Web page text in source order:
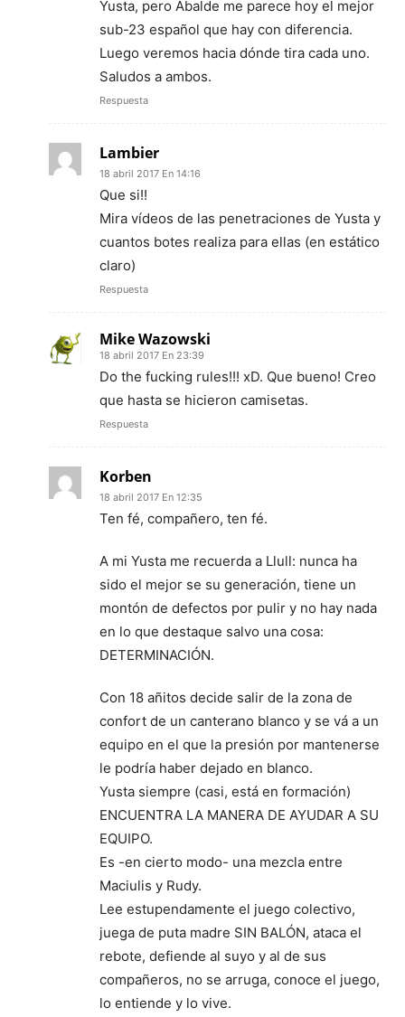
Yusta, pero Abalde me parece hoy el mejor
sub-23 español que hay con diferencia.
Luego veremos hacia dónde tira cada uno.
Saludos a ambos.
Respuesta
Lambier
18 abril 2017 En 14:16
Que si!!
Mira vídeos de las penetraciones de Yusta y
cuantos botes realiza para ellas (en estático
claro)
Respuesta
Mike Wazowski
18 abril 2017 En 23:39
Do the fucking rules!!! xD. Que bueno! Creo
que hasta se hicieron camisetas.
Respuesta
Korben
18 abril 2017 En 12:35
Ten fé, compañero, ten fé.
A mi Yusta me recuerda a Llull: nunca ha
sido el mejor se su generación, tiene un
montón de defectos por pulir y no hay nada
en lo que destaque salvo una cosa:
DETERMINACIÓN.
Con 18 añitos decide salir de la zona de
confort de un canterano blanco y se vá a un
equipo en el que la presión por mantenerse
le podría haber dejado en blanco.
Yusta siempre (casi, está en formación)
ENCUENTRA LA MANERA DE AYUDAR A SU
EQUIPO.
Es -en cierto modo- una mezcla entre
Maciulis y Rudy.
Lee estupendamente el juego colectivo,
juega de puta madre SIN BALÓN, ataca el
rebote, defiende al suyo y al de sus
compañeros, no se arruga, conoce el juego,
lo entiende y lo vive.